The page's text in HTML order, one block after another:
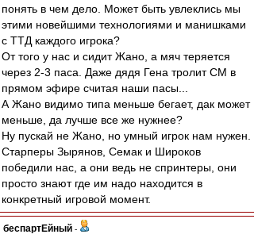
понять в чем дело. Может быть увлеклись мы
этими новейшими технологиями и манишками
с ТТД каждого игрока?
От того у нас и сидит Жано, а мяч теряется
через 2-3 паса. Даже дядя Гена тролит СМ в
прямом эфире считая наши пасы...
А Жано видимо типа меньше бегает, дак может
меньше, да лучше все же нужнее?
Ну пускай не Жано, но умный игрок нам нужен.
Старперы Зырянов, Семак и Широков
победили нас, а они ведь не спринтеры, они
просто знают где им надо находится в
конкретный игровой момент.
беспартЕйный -